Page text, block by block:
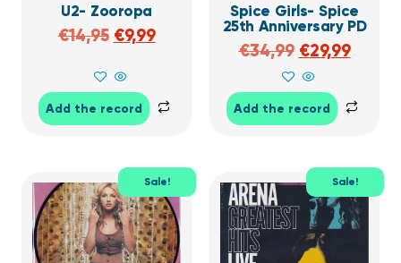
U2- Zooropa
€14,95 €9,99
Add the record
Spice Girls- Spice
25th Anniversary PD
€34,99 €29,99
Add the record
Sale! Sale!